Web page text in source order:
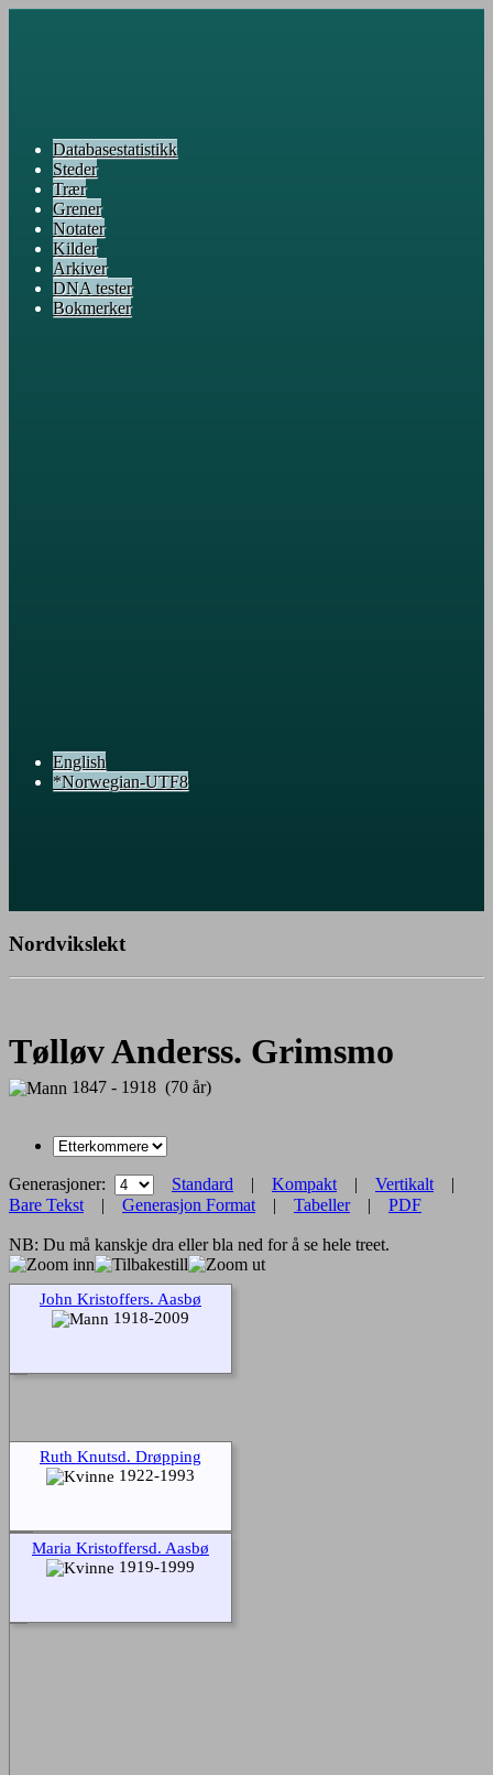
Databasestatistikk
Steder
Trær
Grener
Notater
Kilder
Arkiver
DNA tester
Bokmerker
English
*Norwegian-UTF8
Nordvikslekt
Tølløv Anderss. Grimsmo
1847 - 1918 (70 år)
Generasjoner: Standard | Kompakt | Vertikalt |
Bare Tekst | Generasjon Format | Tabeller| PDF
NB: Du må kanskje dra eller bla ned for å se hele treet.
John Kristoffers. Aasbø
1918-2009
Ruth Knutsd. Drøpping
1922-1993
Maria Kristoffersd. Aasbø
1919-1999